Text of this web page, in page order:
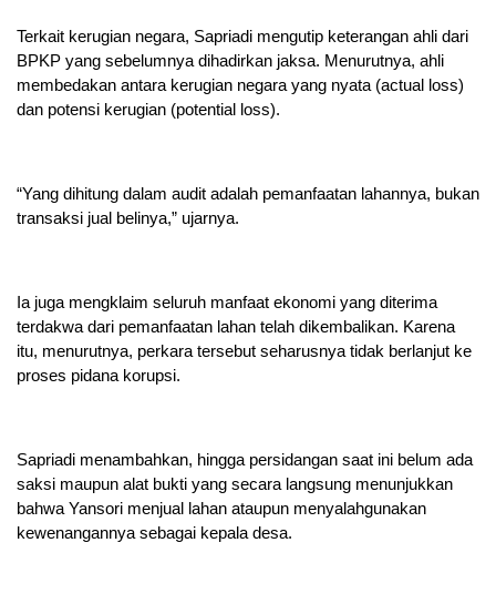
Terkait kerugian negara, Sapriadi mengutip keterangan ahli dari
BPKP yang sebelumnya dihadirkan jaksa. Menurutnya, ahli
membedakan antara kerugian negara yang nyata (actual loss)
dan potensi kerugian (potential loss).
“Yang dihitung dalam audit adalah pemanfaatan lahannya, bukan
transaksi jual belinya,” ujarnya.
Ia juga mengklaim seluruh manfaat ekonomi yang diterima
terdakwa dari pemanfaatan lahan telah dikembalikan. Karena
itu, menurutnya, perkara tersebut seharusnya tidak berlanjut ke
proses pidana korupsi.
Sapriadi menambahkan, hingga persidangan saat ini belum ada
saksi maupun alat bukti yang secara langsung menunjukkan
bahwa Yansori menjual lahan ataupun menyalahgunakan
kewenangannya sebagai kepala desa.